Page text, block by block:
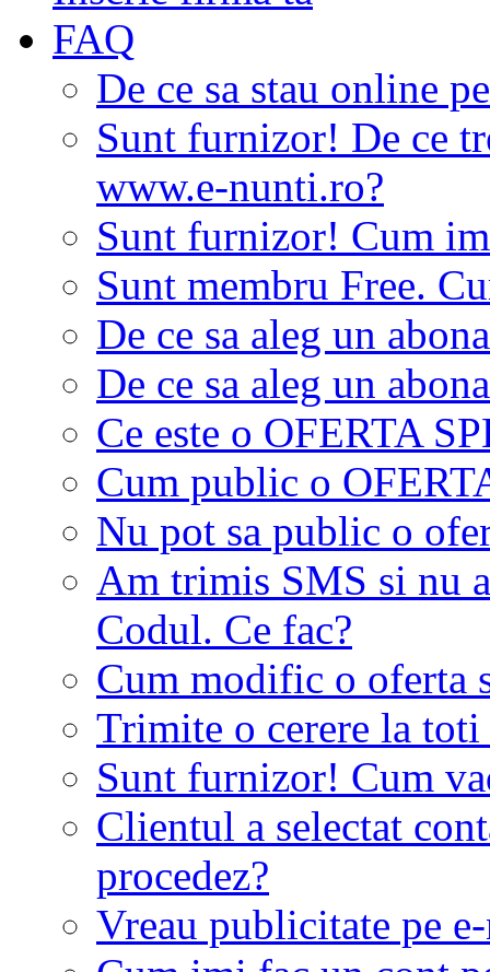
FAQ
De ce sa stau online
Sunt furnizor! De ce
www.e-nunti.ro?
Sunt furnizor! Cum
Sunt membru Free.
De ce sa aleg un
De ce sa aleg un
Ce este o OFERTA
Cum public o
Nu pot sa public o
Am trimis SMS si nu
Codul. Ce fac?
Cum modific o oferta
Trimite o cerere la
Sunt furnizor! Cum
Clientul a selectat
procedez?
Vreau publicitate pe